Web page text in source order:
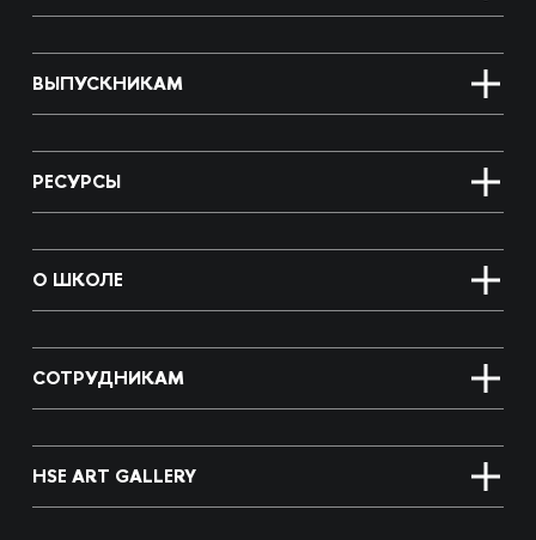
ВЫПУСКНИКАМ
РЕСУРСЫ
О ШКОЛЕ
СОТРУДНИКАМ
HSE ART GALLERY